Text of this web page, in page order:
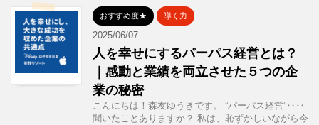
おすすめ度★ 導く力
2025/06/07
人を幸せにするパーパス経営とは？
｜感動と業績を両立させた５つの企
業の秘密
こんにちは！森友ゆうきです。 ”パーパス経営”‥‥
聞いたことありますか？ 私は、恥ずかしいながら今